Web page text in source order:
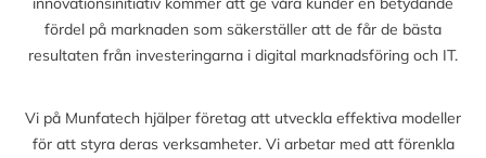
fördel på marknaden som säkerställer att de får de bästa
resultaten från investeringarna i digital marknadsföring och IT.
Vi på Munfatech hjälper företag att utveckla effektiva modeller
för att styra deras verksamheter. Vi arbetar med att förenkla